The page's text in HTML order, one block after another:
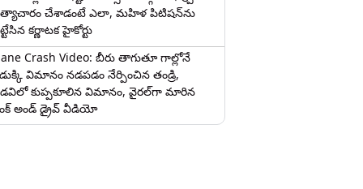
చేశాడంటే ఎలా, మహిళ పిటిషన్‌ను
కర్ణాటక హైకోర్టు
Crash Video: బీరు తాగుతూ గాల్లోనే
విమానం నడపడం నేర్పించిన తండ్రి,
కుప్పకూలిన విమానం, వైరల్‌గా మారిన
అండ్ డ్రైవ్ వీడియో